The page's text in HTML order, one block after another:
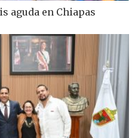
aguda en Chiapas